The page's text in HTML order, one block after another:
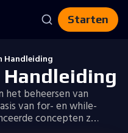
Starten
Handleiding
Handleiding
beheersen van
van for- en while-
concepten z…